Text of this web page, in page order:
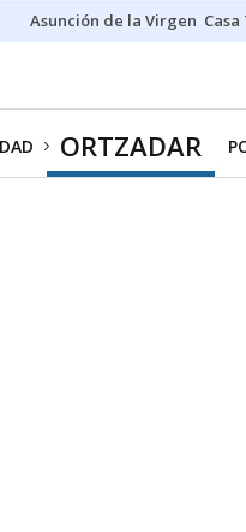
Asunción de la Virgen
ORTZADAR